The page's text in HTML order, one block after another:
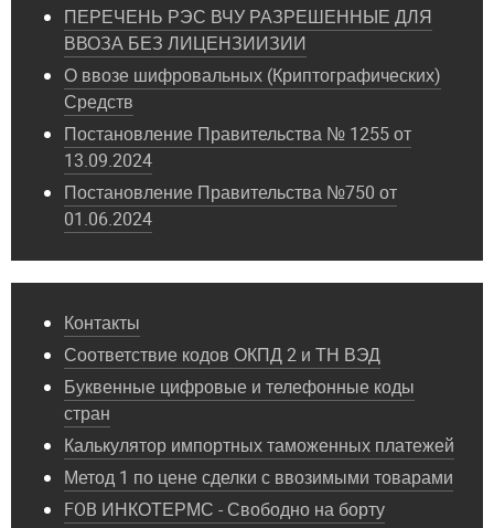
ПЕРЕЧЕНЬ РЭС ВЧУ РАЗРЕШЕННЫЕ ДЛЯ
ВВОЗА БЕЗ ЛИЦЕНЗИИЗИИ
О ввозе шифровальных (Криптографических)
Средств
Постановление Правительства № 1255 от
13.09.2024
Постановление Правительства №750 от
01.06.2024
Контакты
Соответствие кодов ОКПД 2 и ТН ВЭД
Буквенные цифровые и телефонные коды
стран
Калькулятор импортных таможенных платежей
Метод 1 по цене сделки с ввозимыми товарами
FOB ИНКОТЕРМС - Свободно на борту